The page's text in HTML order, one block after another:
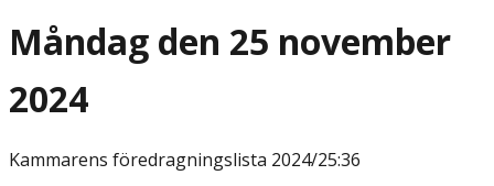
Måndag den 25 november
2024
Kammarens föredragningslista 2024/25:36